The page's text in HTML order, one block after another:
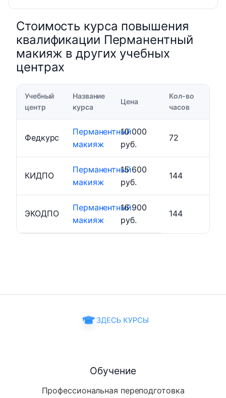
Стоимость курса повышения
квалификации Перманентный
макияж в других учебных
центрах
Учебный
центр
Название
курса
Цена
Кол-во
часов
Федкурс
Перманентный
макияж
10 000
руб.
72
КИДПО
Перманентный
макияж
15 600
руб.
144
ЭКОДПО
Перманентный
макияж
16 900
руб.
144
Обучение
Профессиональная переподготовка